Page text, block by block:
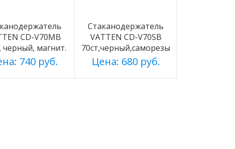
CD-V70MB
черный, магнит.
740 руб.
Стаканодержатель
VATTEN CD-V70SB
70ст,черный,саморезы
Цена: 680 руб.